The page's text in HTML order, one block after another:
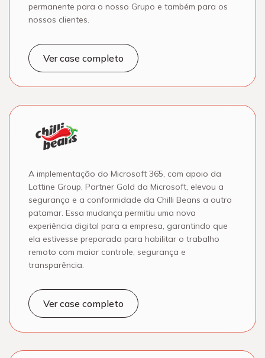
permanente para o nosso Grupo e também para os
nossos clientes.
Ver case completo
A implementação do Microsoft 365, com apoio da
Lattine Group, Partner Gold da Microsoft, elevou a
segurança e a conformidade da Chilli Beans a outro
patamar. Essa mudança permitiu uma nova
experiência digital para a empresa, garantindo que
ela estivesse preparada para habilitar o trabalho
remoto com maior controle, segurança e
transparência.
Ver case completo